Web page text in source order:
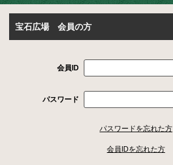
宝石広場 会員の方
会員ID
パスワード
パスワードを忘れた方
会員IDを忘れた方